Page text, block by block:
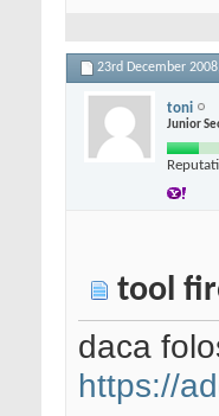
23rd December 2008,
toni
Junior
tool
daca
https://